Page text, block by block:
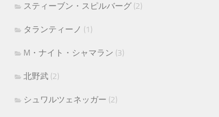
スティーブン・スピルバーグ (2)
タランティーノ (1)
M・ナイト・シャマラン (3)
北野武 (2)
シュワルツェネッガー (2)